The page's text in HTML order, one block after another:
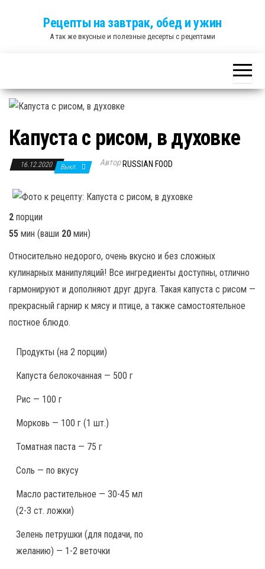
Рецепты на завтрак, обед и ужин
А так же вкусные и полезные десерты с рецептами
Капуста с рисом, в духовке
16.12.2020 Выкл. Автор RUSSIAN FOOD
2 порции
55 мин (ваши 20 мин)
Относительно недорого, очень вкусно и без сложных
кулинарных манипуляций! Все ингредиенты доступны, отлично
гармонируют и дополняют друг друга. Такая капуста с рисом —
прекрасный гарнир к мясу и птице, а также самостоятельное
постное блюдо.
Продукты (на 2 порции)
Капуста белокочанная — 500 г
Рис — 100 г
Морковь — 100 г (1 шт.)
Томатная паста — 75 г
Соль — по вкусу
Масло растительное — 30-45 мл
(2-3 ст. ложки)
Зелень петрушки (для подачи, по
желанию) — 1-2 веточки